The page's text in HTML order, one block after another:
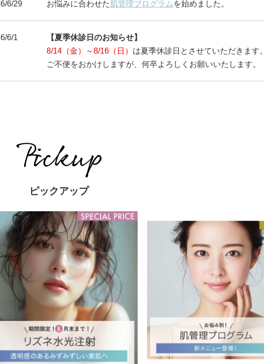
6/29 お悩みに合わせた 肌管理プログラム を始めました。
6/1
【夏季休診日のお知らせ】
8/14（金）～8/16（日） は夏季休診日とさせていただきます。
ご不便をおかけしますが、何卒よろしくお願いいたします。
ピックアップ